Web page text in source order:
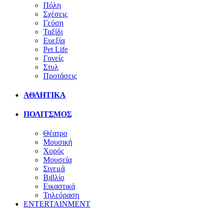
Πόλη
Σχέσεις
Γεύση
Ταξίδι
Ευεξία
Pet Life
Γονείς
Στυλ
Προτάσεις
ΑΘΛΗΤΙΚΑ
ΠΟΛΙΤΣΜΟΣ
Θέατρο
Μουσική
Χορός
Μουσεία
Σινεμά
Βιβλίο
Εικαστικά
Τηλεόραση
ENTERTAINMENT